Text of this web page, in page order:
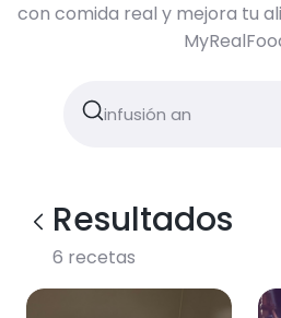
con comida real y mejora tu
Resultados
6 recetas